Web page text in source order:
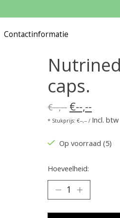
Contactinformatie
caps.
€--,-- €--,--
* Stukprijs: €--,-- / Incl. btw
Op voorraad (5)
Hoeveelheid: